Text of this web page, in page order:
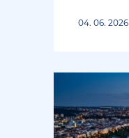
04. 06. 2026